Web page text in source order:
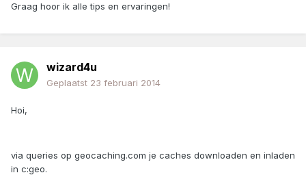
Graag hoor ik alle tips en ervaringen!
wizard4u
Geplaatst 23 februari 2014
Hoi,
via queries op geocaching.com je caches downloaden en inladen
in c:geo.